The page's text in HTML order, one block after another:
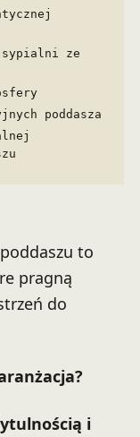
sypialni ze
poddasza
to
pragną
do
i